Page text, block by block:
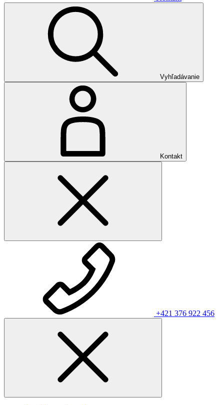
Vyhľadávanie
Kontakt
+421 376 922 456